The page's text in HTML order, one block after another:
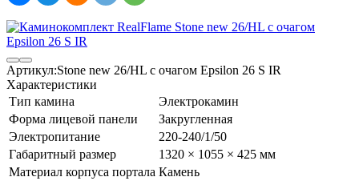
Артикул:Stone new 26/HL с очагом Epsilon 26 S IR
Характеристики
Тип камина
Электрокамин
Форма лицевой панели
Закругленная
Электропитание
220-240/1/50
Габаритный размер
1320 × 1055 × 425 мм
Материал корпуса портала Камень